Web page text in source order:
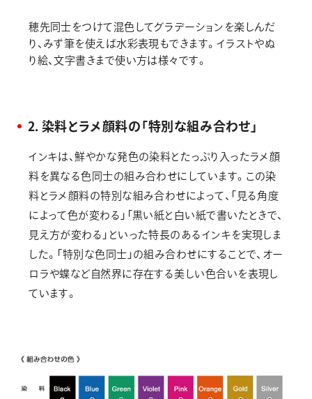
穂先同士をつけて混色してグラデーションを楽しんだ
り、みず筆を使えば水彩表現もできます。イラストやぬ
り絵、文字書きまで使い方は様々です。
2．染料とラメ顔料の「特別な組み合わせ」
インキは、鮮やかな発色の染料とたっぷり入ったラメ顔
料を異なる色同士の組み合わせにしています。この染
料とラメ顔料の特別な組み合わせによって、「見る角度
によって色が変わる」「黒い紙と白い紙で書いたときで、
見え方が変わる」といった特長のあるインキを実現しま
した。「特別な色同士」の組み合わせにすることで、オー
ロラや蝶など自然界に存在する美しい色合いを表現し
ています。